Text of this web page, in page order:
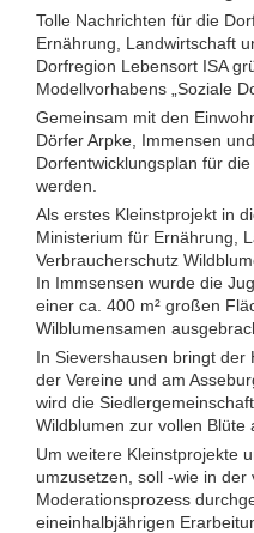
Tolle Nachrichten für die
Ernährung, Landwirtschaft
Dorfregion Lebensort ISA
Modellvorhabens „Soziale
Gemeinsam mit den
Dörfer Arpke, Immensen
Dorfentwicklungsplan für
werden.
Als erstes Kleinstprojekt in
Ministerium für Ernährung,
Verbraucherschutz
In Immsensen wurde die
einer ca. 400 m² großen
Wilblumensamen
In Sievershausen bringt der
der Vereine und am
wird die
Wildblumen zur vollen Blüte
Um weitere Kleinstprojekte
umzusetzen, soll -wie in
Moderationsprozess
eineinhalbjährigen